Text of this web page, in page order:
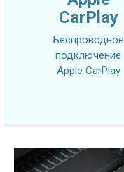
CarPlay
Беспроводное
подключение
Apple CarPlay